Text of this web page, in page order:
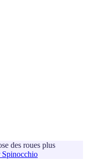
des roues plus
Spinocchio